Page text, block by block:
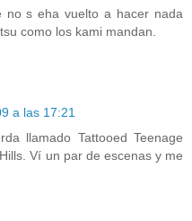
no s eha vuelto a hacer nada
como los kami mandan.
a las 17:21
llamado Tattooed Teenage
Ví un par de escenas y me